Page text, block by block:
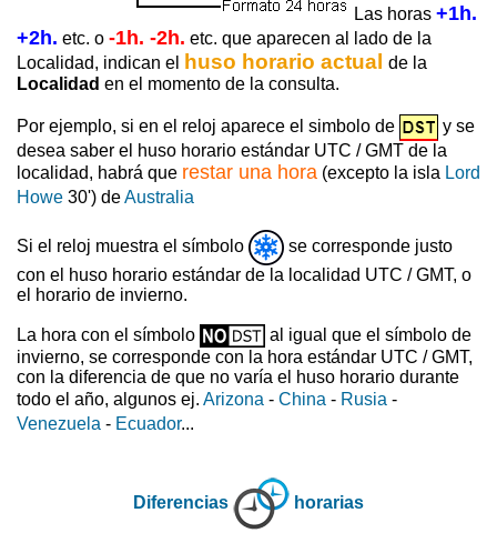
Las horas +1h.
+2h. etc. o -1h. -2h. etc. que aparecen al lado de la
Localidad, indican el
huso horario actual de la
Localidad en el momento de la consulta.
Por ejemplo, si en el reloj aparece el simbolo de
y se
desea saber el huso horario estándar UTC / GMT de la
localidad, habrá que restar una hora (excepto la isla Lord
Howe 30') deAustralia
Si el reloj muestra el símbolo
se corresponde justo
con el huso horario estándar de la localidad UTC / GMT, o
el horario de invierno.
La hora con el símbolo
al igual que el símbolo de
invierno, se corresponde con la hora estándar UTC / GMT,
con la diferencia de que no varía el huso horario durante
todo el año, algunos ej. Arizona - China - Rusia -
Venezuela - Ecuador...
Diferencias horarias